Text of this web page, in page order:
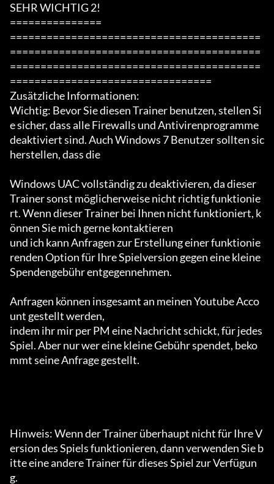
SEHR WICHTIG 2!
===============
=========================================
=========================================
=========================================
=================================
Zusätzliche Informationen:
Wichtig: Bevor Sie diesen Trainer benutzen, stellen Si
e sicher, dass alle Firewalls und Antivirenprogramme
deaktiviert sind. Auch Windows 7 Benutzer sollten sic
herstellen, dass die
Windows UAC vollständig zu deaktivieren, da dieser
Trainer sonst möglicherweise nicht richtig funktionie
rt. Wenn dieser Trainer bei Ihnen nicht funktioniert, k
önnen Sie mich gerne kontaktieren
und ich kann Anfragen zur Erstellung einer funktionie
renden Option für Ihre Spielversion gegen eine kleine
Spendengebühr entgegennehmen.
Anfragen können insgesamt an meinen Youtube Acco
unt gestellt werden,
indem ihr mir per PM eine Nachricht schickt, für jedes
Spiel. Aber nur wer eine kleine Gebühr spendet, beko
mmt seine Anfrage gestellt.
Hinweis: Wenn der Trainer überhaupt nicht für Ihre V
ersion des Spiels funktionieren, dann verwenden Sie b
itte eine andere Trainer für dieses Spiel zur Verfügun
g.